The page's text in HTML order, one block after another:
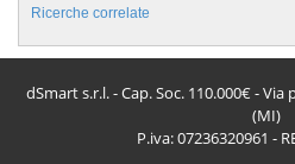
Ricerche correlate
dSmart s.r.l. - Cap. Soc. 110.000€ -
(MI)
P.iva: 07236320961 -